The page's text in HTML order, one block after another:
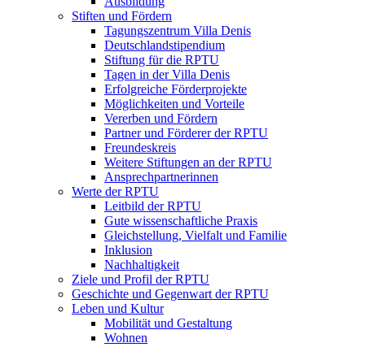
Stiften und Fördern
Tagungszentrum Villa Denis
Deutschlandstipendium
Stiftung für die RPTU
Tagen in der Villa Denis
Erfolgreiche Förderprojekte
Möglichkeiten und Vorteile
Vererben und Fördern
Partner und Förderer der RPTU
Freundeskreis
Weitere Stiftungen an der RPTU
Ansprechpartnerinnen
Werte der RPTU
Leitbild der RPTU
Gute wissenschaftliche Praxis
Gleichstellung, Vielfalt und Familie
Inklusion
Nachhaltigkeit
Ziele und Profil der RPTU
Geschichte und Gegenwart der RPTU
Leben und Kultur
Mobilität und Gestaltung
Wohnen